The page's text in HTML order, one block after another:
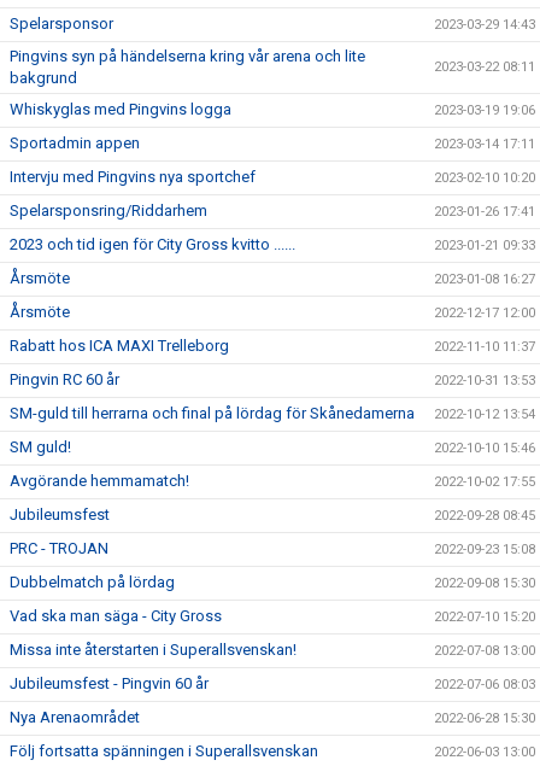
Spelarsponsor 2023-03-29 14:43
Pingvins syn på händelserna kring vår arena och lite
bakgrund
2023-03-22 08:11
Whiskyglas med Pingvins logga 2023-03-19 19:06
Sportadmin appen 2023-03-14 17:11
Intervju med Pingvins nya sportchef 2023-02-10 10:20
Spelarsponsring/Riddarhem 2023-01-26 17:41
2023 och tid igen för City Gross kvitto ...... 2023-01-21 09:33
Årsmöte 2023-01-08 16:27
Årsmöte 2022-12-17 12:00
Rabatt hos ICA MAXI Trelleborg 2022-11-10 11:37
Pingvin RC 60 år 2022-10-31 13:53
SM-guld till herrarna och final på lördag för Skånedamerna 2022-10-12 13:54
SM guld! 2022-10-10 15:46
Avgörande hemmamatch! 2022-10-02 17:55
Jubileumsfest 2022-09-28 08:45
PRC - TROJAN 2022-09-23 15:08
Dubbelmatch på lördag 2022-09-08 15:30
Vad ska man säga - City Gross 2022-07-10 15:20
Missa inte återstarten i Superallsvenskan! 2022-07-08 13:00
Jubileumsfest - Pingvin 60 år 2022-07-06 08:03
Nya Arenaområdet 2022-06-28 15:30
Följ fortsatta spänningen i Superallsvenskan 2022-06-03 13:00